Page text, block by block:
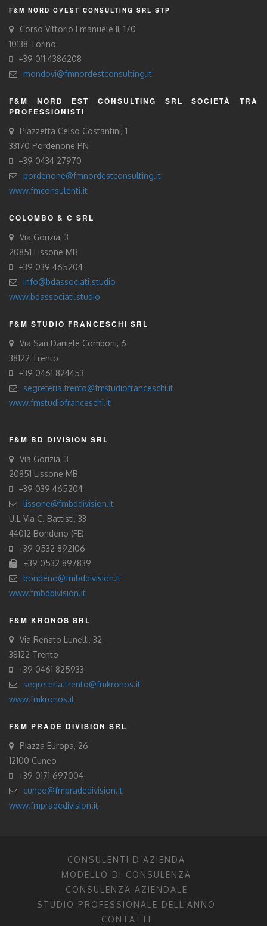
F&M NORD OVEST CONSULTING SRL STP
Corso Vittorio Emanuele II, 170
10138 Torino
+39 011 4386208
mondovi@fmnordestconsulting.it
F&M NORD EST CONSULTING SRL SOCIETÀ TRA
PROFESSIONISTI
Piazzetta Celso Costantini, 1
33170 Pordenone PN
+39 0434 27970
pordenone@fmnordestconsulting.it
www.fmconsulenti.it
COLOMBO & C SRL
Via Gorizia, 3
20851 Lissone MB
+39 039 465204
info@bdassociati.studio
www.bdassociati.studio
F&M STUDIO FRANCESCHI SRL
Via San Daniele Comboni, 6
38122 Trento
+39 0461 824453
segreteria.trento@fmstudiofranceschi.it
www.fmstudiofranceschi.it
F&M BD DIVISION SRL
Via Gorizia, 3
20851 Lissone MB
+39 039 465204
lissone@fmbddivision.it
U.L Via C. Battisti, 33
44012 Bondeno (FE)
+39 0532 892106
+39 0532 897839
bondeno@fmbddivision.it
www.fmbddivision.it
F&M KRONOS SRL
Via Renato Lunelli, 32
38122 Trento
+39 0461 825933
segreteria.trento@fmkronos.it
www.fmkronos.it
F&M PRADE DIVISION SRL
Piazza Europa, 26
12100 Cuneo
+39 0171 697004
cuneo@fmpradedivision.it
www.fmpradedivision.it
CONSULENTI D’AZIENDA
MODELLO DI CONSULENZA
CONSULENZA AZIENDALE
STUDIO PROFESSIONALE DELL’ANNO
CONTATTI